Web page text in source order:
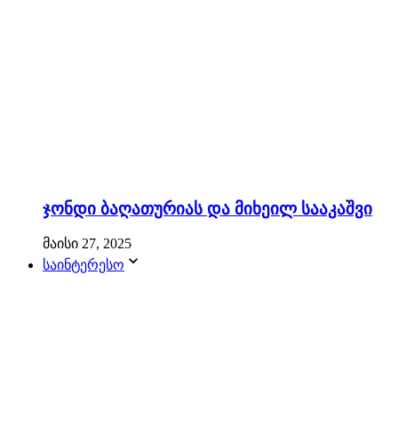
ჯონდი ბაღათურიას და მიხეილ სააკაშვი
მაისი 27, 2025
საინტერესო